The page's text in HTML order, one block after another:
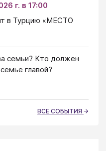
г. в 17:00
в Турцию «МЕСТО
семьи? Кто должен
главой?
ВСЕ СОБЫТИЯ